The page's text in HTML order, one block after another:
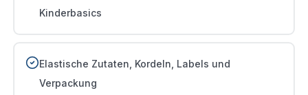
Kinderbasics
Elastische Zutaten, Kordeln, Labels und
Verpackung